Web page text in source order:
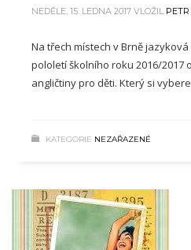
NEDĚLE, 15. LEDNA 2017 VLOŽIL
Na třech místech v Brně
pololetí školního roku 2016/
angličtiny pro děti. Který si
KATEGORIE NEZAŘAZENÉ